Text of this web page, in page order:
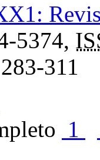
5374,
283-311
1